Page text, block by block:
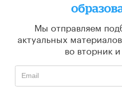
Мы отправляем
актуальных материалов
во вторник